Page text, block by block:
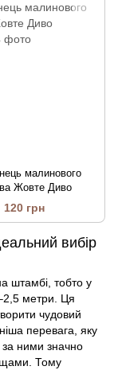
малинового
Жовте Диво
120 грн
вибір
штамбі, тобто у
метри. Ця
чудовий
перевага, яку
ними значно
Тому